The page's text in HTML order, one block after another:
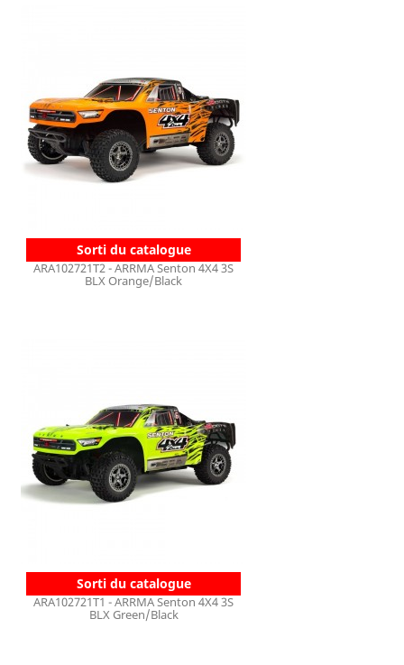
Sorti du catalogue
ARA102721T2 - ARRMA Senton 4X4 3S
BLX Orange/Black
Sorti du catalogue
ARA102721T1 - ARRMA Senton 4X4 3S
BLX Green/Black